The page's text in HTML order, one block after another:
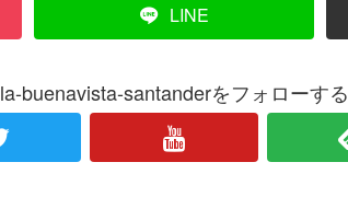
LINE
la-buenavista-santanderをフォローする